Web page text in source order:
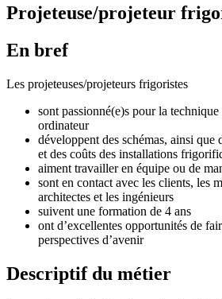
Projeteuse/projeteur
En bref
Les projeteuses/projeteurs frigoristes
sont passionné(e)s pour la
ordinateur
développent des schémas, ainsi que
et des coûts des installations
aiment travailler en équipe ou de
sont en contact avec les clients, les
architectes et les ingénieurs
suivent une formation de 4 ans
ont d’excellentes opportunités de
perspectives d’avenir
Descriptif du métier